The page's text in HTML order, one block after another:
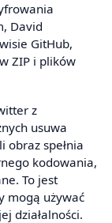
David
GitHub,
ZIP i plików
z
usuwa
obraz spełnia
kodowania,
To jest
mogą używać
działalności.